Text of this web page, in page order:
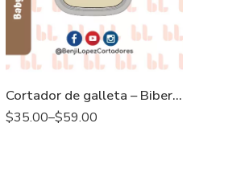
Cortador de galleta – Biberón Oso
$35.00–$59.00